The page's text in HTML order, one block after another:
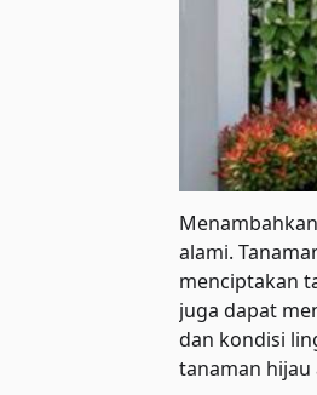
Menambahkan
alami.
menciptakan
juga dapat
dan kondisi
tanaman hijau